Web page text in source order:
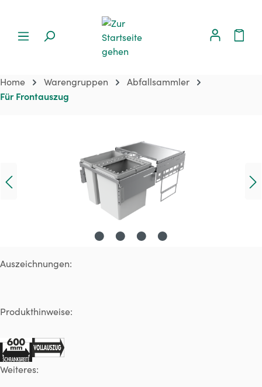
Home Warengruppen Abfallsammler
Für Frontauszug
Auszeichnungen:
Produkthinweise:
Weiteres: